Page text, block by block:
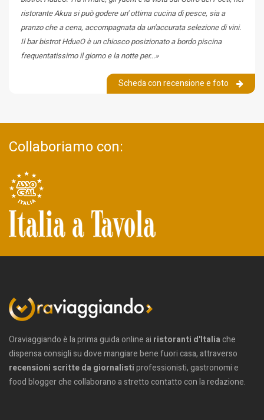
ristorante Akua si può godere un' ottima cucina di pesce, sia a
pranzo che a cena, accompagnata da un'accurata selezione di vini.
Il bar bistrot HdueO è un chiosco posizionato a bordo piscina
frequentatissimo il giorno e la notte per...»
Scheda con recensione e foto
Collaboriamo con:
Oraviaggiando è la prima guida online ai ristoranti d'Italiache
dispensa consigli su dove mangiare bene fuori casa, attraverso
recensioni scritte da giornalistiprofessionisti, gastronomi e
food blogger che collaborano a stretto contatto con la redazione.